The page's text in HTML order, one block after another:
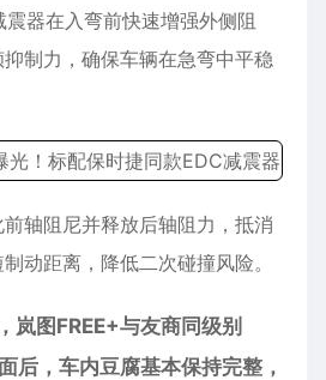
器在入弯前快速增强外侧阻
制力，确保车辆在急弯中平稳
轴阻尼并释放后轴阻力，抵消
动距离，降低二次碰撞风险。
岚图FREE+与友商同级别
后，车内豆腐基本保持完整，